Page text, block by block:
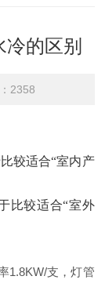
的区别
2358
较适合“室内产
比较适合“室外
支，灯管